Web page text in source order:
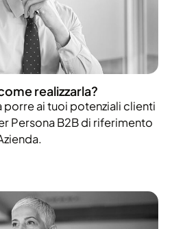
realizzarla?
ai tuoi potenziali clienti
Persona B2B di riferimento